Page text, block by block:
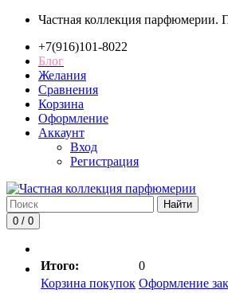
Частная коллекция парфюмерии.
+7(916)101-8022
Блог
Желания
Сравнения
Корзина
Оформление
Аккаунт
Вход
Регистрация
Найти
0 / 0
Итого:
0
Корзина покупок Оформление